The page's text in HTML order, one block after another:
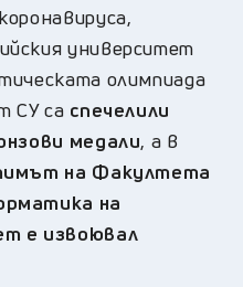
университет
олимпиада
СУ са спечелили
медали, а в
на Факултета
на
е извоювал